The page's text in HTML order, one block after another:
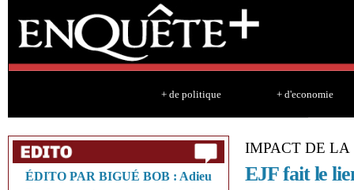
+ de politique + d'economie
ÉDITO PAR BIGUÉ BOB : Adieu
IMPACT DE LA
EJF fait le